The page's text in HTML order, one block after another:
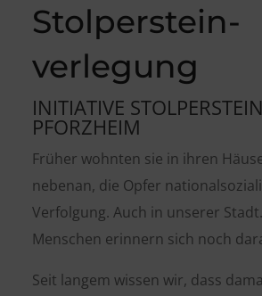
Stolperstein-
verlegung
INITIATIVE
PFORZHEIM
Früher wohnten sie in ihren
nebenan, die Opfer
Verfolgung. Auch in unserer
Menschen erinnern sich noch
Seit langem wissen wir, dass